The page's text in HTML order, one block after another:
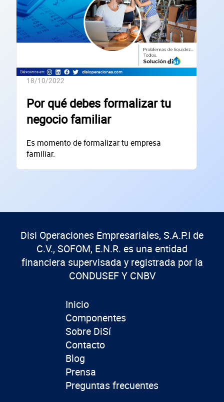
18/10/2022
Por qué debes formalizar tu
negocio familiar
Es momento de formalizar tu empresa
familiar.
Razón social
RFC de la empresa
Lo usamos solo para validar tu identidad fiscal — nunca lo compartimos con
Código Postal
Dirección de la empresa: Calle
Núm. Ext./Int.
empresas financiadas en los últimos 30 días
Inicio
Componentes
Sobre DiSí
Contacto
Blog
Prensa
Preguntas frecuentes
Disi Operaciones Empresariales, S.A.P.I de
C.V., SOFOM, E.N.R. es una entidad
financiera supervisada y registrada por la
CONDUSEF Y CNBV